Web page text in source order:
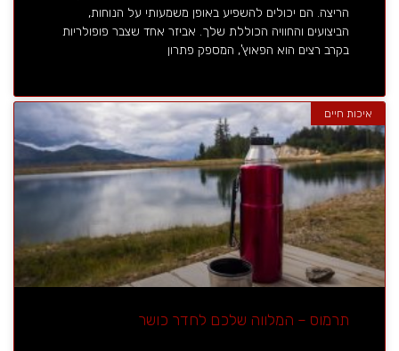
הריצה. הם יכולים להשפיע באופן משמעותי על הנוחות,
הביצועים והחוויה הכוללת שלך. אביזר אחד שצבר פופולריות
בקרב רצים הוא הפאוץ', המספק פתרון
איכות חיים
תרמוס – המלווה שלכם לחדר כושר